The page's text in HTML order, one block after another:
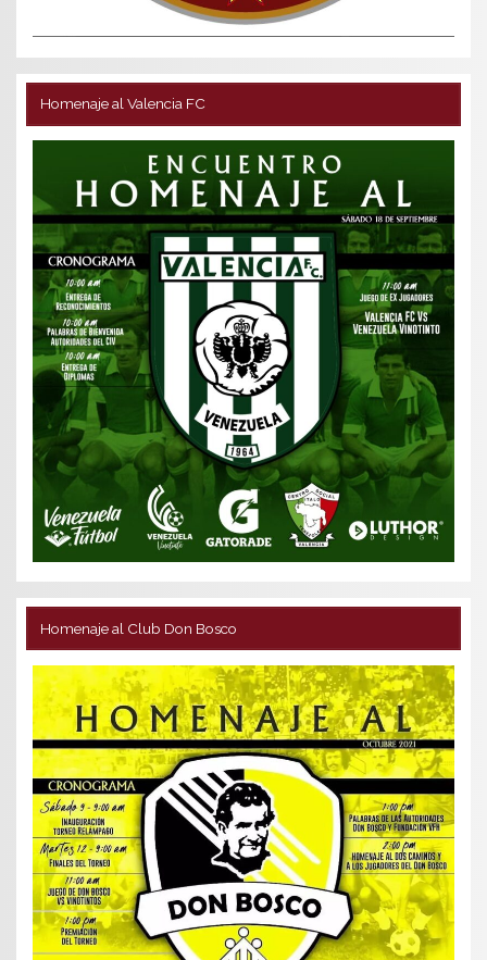
Homenaje al Valencia FC
Homenaje al Club Don Bosco